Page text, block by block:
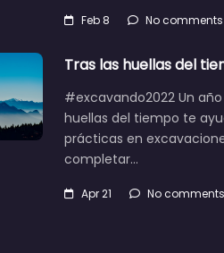
Feb 8 No comments
Tras las huellas del
#excavando2022 Un
huellas del tiempo te
prácticas en
completar…
Apr 21 No comments